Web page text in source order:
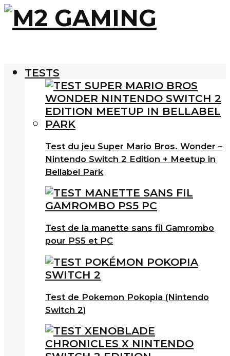
TESTS
Test du jeu Super Mario Bros. Wonder –
Nintendo Switch 2 Edition + Meetup in
Bellabel Park
Test de la manette sans fil Gamrombo
pour PS5 et PC
Test de Pokemon Pokopia (Nintendo
Switch 2)